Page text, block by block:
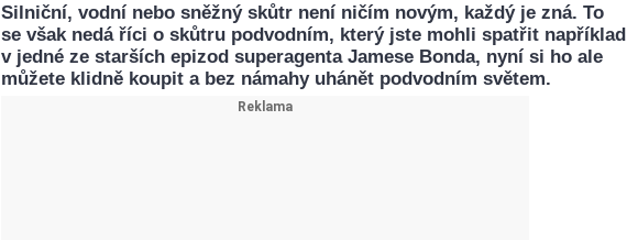
Silniční, vodní nebo sněžný skůtr není ničím novým, každý je zná. To
se však nedá říci o skůtru podvodním, který jste mohli spatřit například
v jedné ze starších epizod superagenta Jamese Bonda, nyní si ho ale
můžete klidně koupit a bez námahy uhánět podvodním světem.